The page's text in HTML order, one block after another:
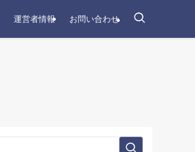
運営者情報 お問い合わせ